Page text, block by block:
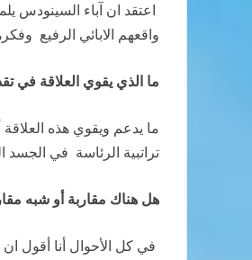
اعتقد ان آباء السينودس
واقعهم الابائي الرفيع
ما الذي يقوي العلاقة في
ما يدعم ويقوي هذه
تراتبية الرئاسة في الجسد
هل هناك مقاربة أو شبه
في كل الأحوال أنا أقول